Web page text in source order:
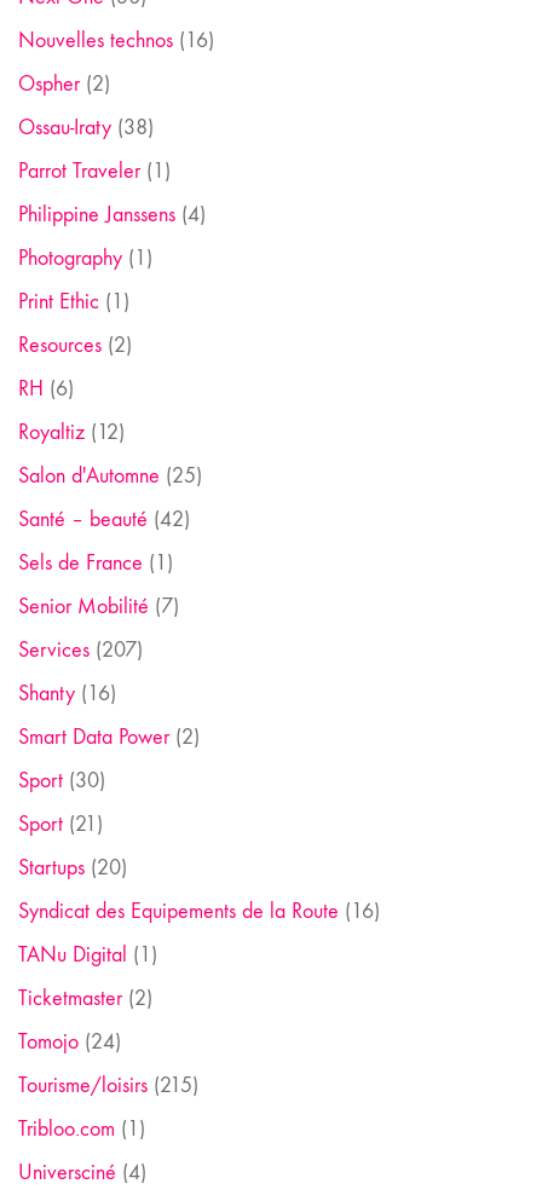
Nouvelles technos (16)
Ospher(2)
Ossau-Iraty (38)
Parrot Traveler(1)
Philippine Janssens (4)
Photography (1)
Print Ethic (1)
Resources (2)
RH (6)
Royaltiz (12)
Salon d'Automne (25)
Santé – beauté (42)
Sels de France (1)
Senior Mobilité (7)
Services (207)
Shanty (16)
Smart Data Power(2)
Sport (30)
Sport (21)
Startups (20)
Syndicat des Equipements de la Route (16)
TANu Digital (1)
Ticketmaster(2)
Tomojo (24)
Tourisme/loisirs (215)
Tribloo.com (1)
Universciné (4)